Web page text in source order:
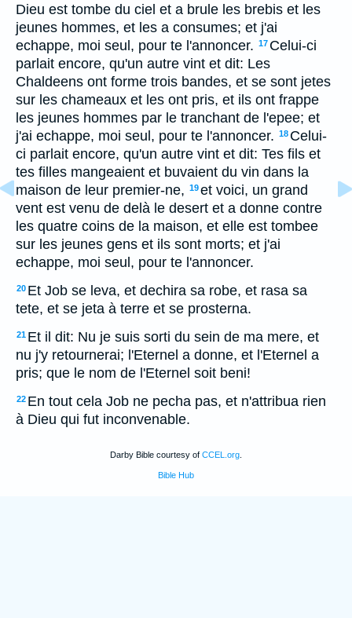
Dieu est tombe du ciel et a brule les brebis et les
jeunes hommes, et les a consumes; et j'ai
echappe, moi seul, pour te l'annoncer. 17 Celui-ci
parlait encore, qu'un autre vint et dit: Les
Chaldeens ont forme trois bandes, et se sont jetes
sur les chameaux et les ont pris, et ils ont frappe
les jeunes hommes par le tranchant de l'epee; et
j'ai echappe, moi seul, pour te l'annoncer. 18 Celui-
ci parlait encore, qu'un autre vint et dit: Tes fils et
tes filles mangeaient et buvaient du vin dans la
maison de leur premier-ne, 19et voici, un grand
vent est venu de delà le desert et a donne contre
les quatre coins de la maison, et elle est tombee
sur les jeunes gens et ils sont morts; et j'ai
echappe, moi seul, pour te l'annoncer.
20 Et Job se leva, et dechira sa robe, et rasa sa
tete, et se jeta à terre et se prosterna.
21 Et il dit: Nu je suis sorti du sein de ma mere, et
nu j'y retournerai; l'Eternel a donne, et l'Eternel a
pris; que le nom de l'Eternel soit beni!
22 En tout cela Job ne pecha pas, et n'attribua rien
à Dieu qui fut inconvenable.
Darby Bible courtesy of CCEL.org
Bible Hub